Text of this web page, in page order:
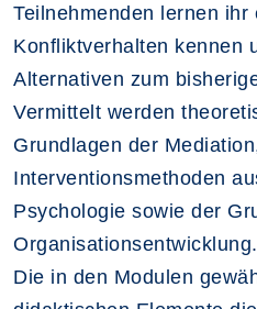
Teilnehmenden lernen ihr
Konfliktverhalten kennen
Alternativen zum
Vermittelt werden
Grundlagen der
Interventionsmethoden
Psychologie sowie der
Organisationsentwicklung.
Die in den Modulen